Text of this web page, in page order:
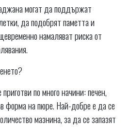
могат да поддържат
да подобрят паметта и
намаляват риска от
по много начини: печен,
форма на пюре. Най-добре е да се
мазнина, за да се запазят